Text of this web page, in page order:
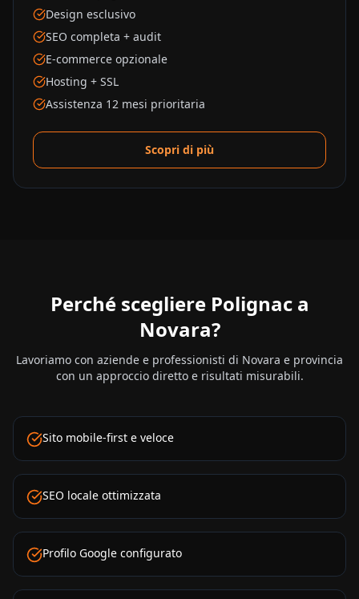
Design esclusivo
SEO completa + audit
E-commerce opzionale
Hosting + SSL
Assistenza 12 mesi prioritaria
Scopri di più
Perché scegliere Polignac a
Novara?
Lavoriamo con aziende e professionisti di Novara e provincia
con un approccio diretto e risultati misurabili.
Sito mobile-first e veloce
SEO locale ottimizzata
Profilo Google configurato